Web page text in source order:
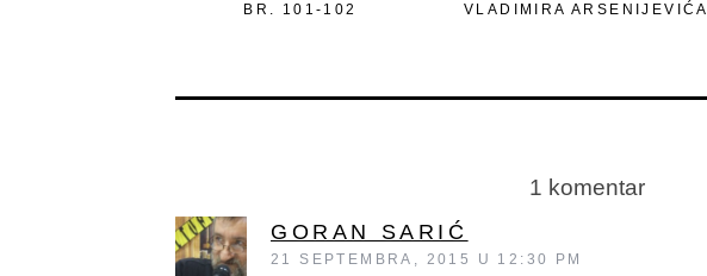
BR. 101-102
VLADIMIRA ARSENIJEVIĆA
1 komentar
GORAN SARIĆ
21 SEPTEMBRA, 2015 U 12:30 PM